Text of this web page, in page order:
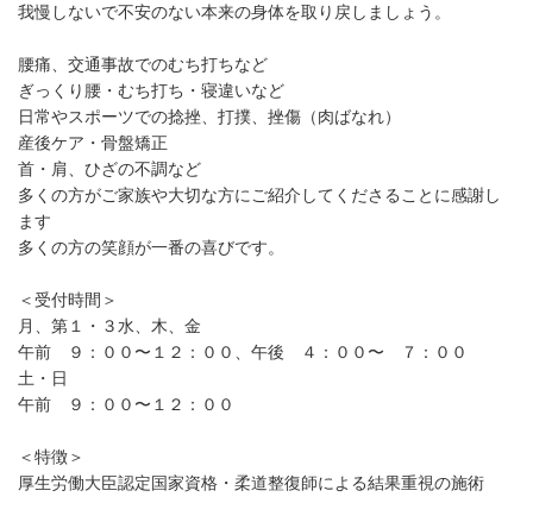
我慢しないで不安のない本来の身体を取り戻しましょう。
腰痛、交通事故でのむち打ちなど
ぎっくり腰・むち打ち・寝違いなど
日常やスポーツでの捻挫、打撲、挫傷（肉ばなれ）
産後ケア・骨盤矯正
首・肩、ひざの不調など
多くの方がご家族や大切な方にご紹介してくださることに感謝し
ます
多くの方の笑顔が一番の喜びです。
＜受付時間＞
月、第１・３水、木、金
午前 ９：００〜１２：００、午後 ４：００〜 ７：００
土・日
午前 ９：００〜１２：００
＜特徴＞
厚生労働大臣認定国家資格・柔道整復師による結果重視の施術